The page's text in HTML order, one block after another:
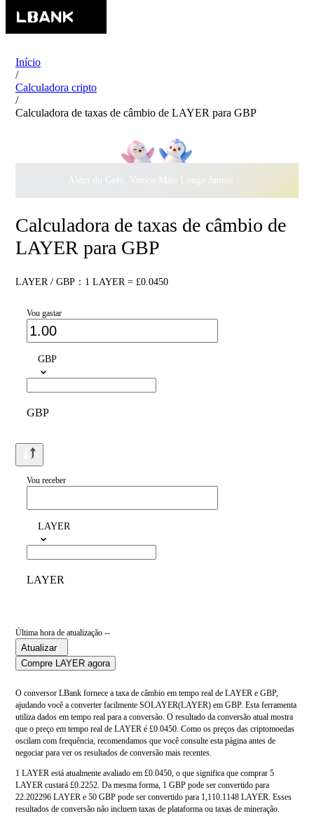
Início
/
Calculadora cripto
/
Calculadora de taxas de câmbio de LAYER para GBP
Além do Gelo, Vamos Mais Longe Juntos ·$500.000
Calculadora de taxas de câmbio de
LAYER para GBP
LAYER / GBP：1 LAYER = £0.0450
Vou gastar
GBP
GBP
Vou receber
LAYER
LAYER
Última hora de atualização --
Atualizar
Compre LAYER agora
O conversor LBank fornece a taxa de câmbio em tempo real de LAYER e GBP,
ajudando você a converter facilmente SOLAYER(LAYER) em GBP. Esta ferramenta
utiliza dados em tempo real para a conversão. O resultado da conversão atual mostra
que o preço em tempo real de LAYER é £0.0450. Como os preços das criptomoedas
oscilam com frequência, recomendamos que você consulte esta página antes de
negociar para ver os resultados de conversão mais recentes.
1 LAYER está atualmente avaliado em £0.0450, o que significa que comprar 5
LAYER custará £0.2252. Da mesma forma, 1 GBP pode ser convertido para
22.202296 LAYER e 50 GBP pode ser convertido para 1,110.1148 LAYER. Esses
resultados de conversão não incluem taxas de plataforma ou taxas de mineração.